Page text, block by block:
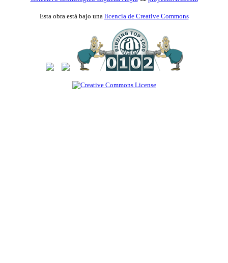
Esta obra está bajo una licencia de Creative Commons